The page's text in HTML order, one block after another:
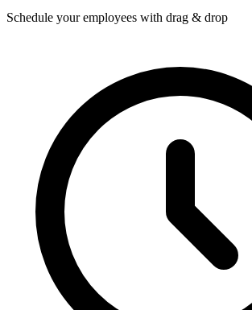
Schedule your employees with drag & drop